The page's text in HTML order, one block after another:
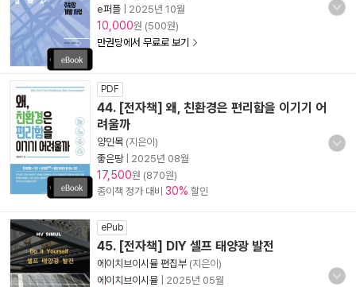
e퍼플
2025년 10월
10,000원 (500원)
만권당에서 무료로 보기
PDF
44. [전자책] 왜, 친환경은 편리함을 이기기 어
려울까
양인목 (지은이)
좋은땅| 2025년 08월
17,500원 (870원)
종이책 정가 대비 30% 할인
ePub
45. [전자책] DIY 셀프 태양광 발전
에이치브이시뮬 편집부 (지은이)
에이치브이시뮬
2025년 05월